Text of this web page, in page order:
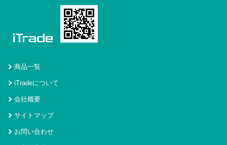
商品一覧
iTradeについて
会社概要
サイトマップ
お問い合わせ